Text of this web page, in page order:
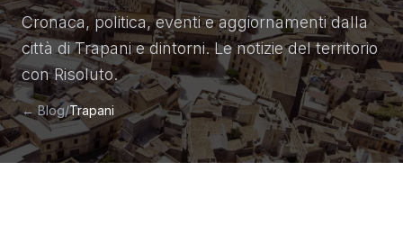
Cronaca, politica, eventi e aggiornamenti dalla
città di Trapani e dintorni. Le notizie del territorio
con Risoluto.
← Blog/Trapani